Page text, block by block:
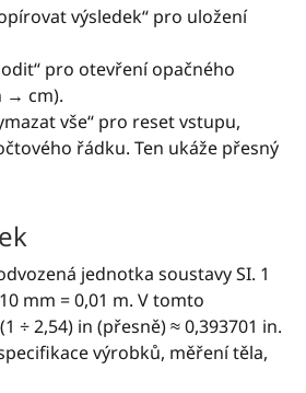
výsledek“ pro uložení
pro otevření opačného
→ cm).
vše“ pro reset vstupu,
řádku. Ten ukáže přesný
jednotka soustavy SI. 1
mm = 0,01 m. V tomto
÷ 2,54) in (přesně) ≈ 0,393701 in.
výrobků, měření těla,